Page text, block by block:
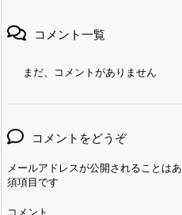
コメント一覧
まだ、コメントがありません
コメントをどうぞ
メールアドレスが公開されることはあ
須項目です
コメント